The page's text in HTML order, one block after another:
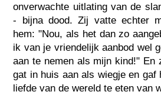
onverwachte uitlating van de
- bijna dood. Zij vatte echter
hem: "Nou, als het dan zo
ik van je vriendelijk aanbod wel
aan te nemen als mijn kind!" En
gat in huis aan als wiegje en gaf
liefde van de wereld te eten van